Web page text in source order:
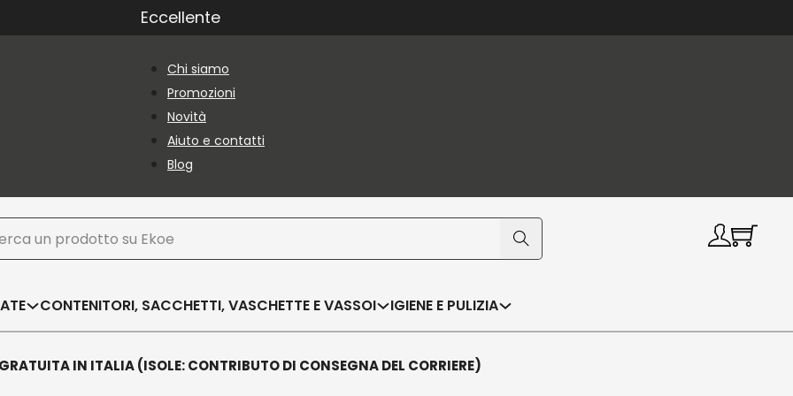
Eccellente
Chi siamo
Promozioni
Novità
Aiuto e contatti
Blog
CONTENITORI, SACCHETTI, VASCHETTE E VASSOI IGIENE E PULIZIA
IN ITALIA (ISOLE: CONTRIBUTO DI CONSEGNA DEL CORRIERE)